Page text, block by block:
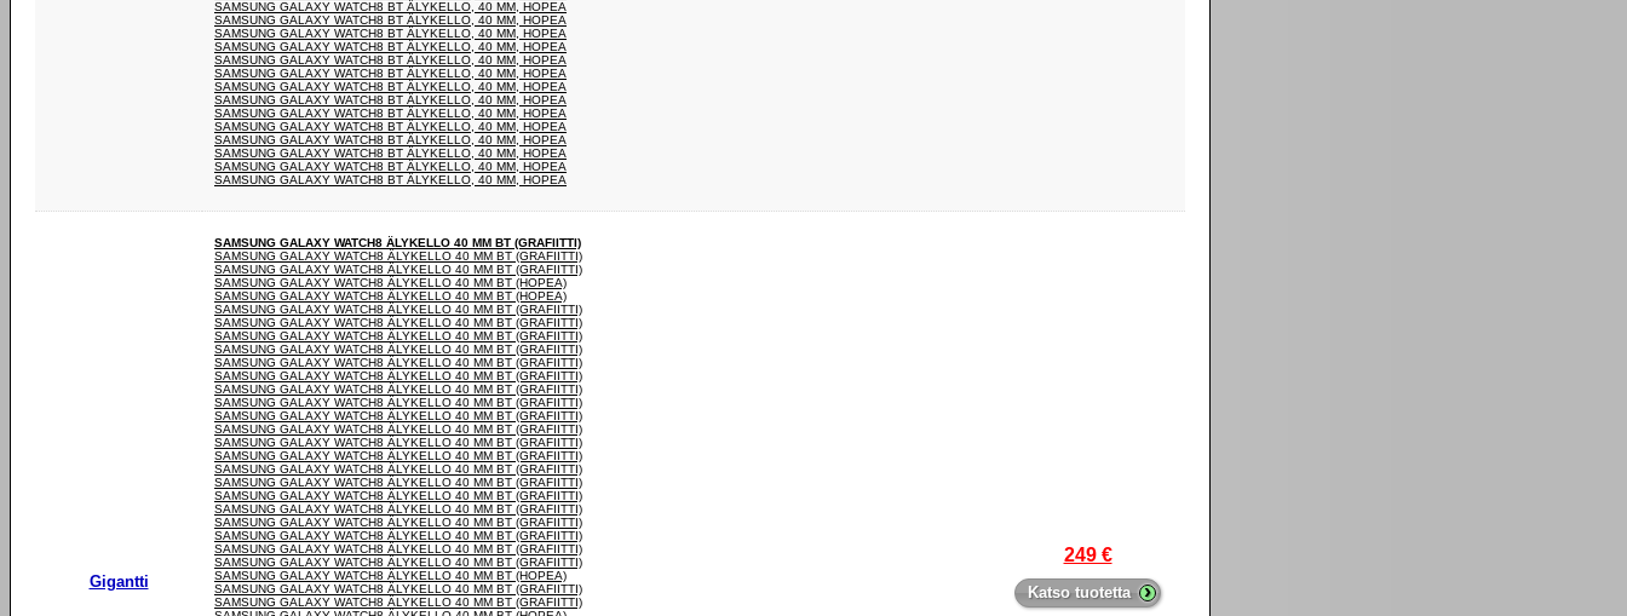
SAMSUNG GALAXY WATCH8 BT ÄLYKELLO, 40 MM, HOPEA
SAMSUNG GALAXY WATCH8 BT ÄLYKELLO, 40 MM, HOPEA
SAMSUNG GALAXY WATCH8 BT ÄLYKELLO, 40 MM, HOPEA
SAMSUNG GALAXY WATCH8 BT ÄLYKELLO, 40 MM, HOPEA
SAMSUNG GALAXY WATCH8 BT ÄLYKELLO, 40 MM, HOPEA
SAMSUNG GALAXY WATCH8 BT ÄLYKELLO, 40 MM, HOPEA
SAMSUNG GALAXY WATCH8 BT ÄLYKELLO, 40 MM, HOPEA
SAMSUNG GALAXY WATCH8 BT ÄLYKELLO, 40 MM, HOPEA
SAMSUNG GALAXY WATCH8 BT ÄLYKELLO, 40 MM, HOPEA
SAMSUNG GALAXY WATCH8 BT ÄLYKELLO, 40 MM, HOPEA
SAMSUNG GALAXY WATCH8 BT ÄLYKELLO, 40 MM, HOPEA
SAMSUNG GALAXY WATCH8 BT ÄLYKELLO, 40 MM, HOPEA
SAMSUNG GALAXY WATCH8 BT ÄLYKELLO, 40 MM, HOPEA
SAMSUNG GALAXY WATCH8 BT ÄLYKELLO, 40 MM, HOPEA
Gigantti
SAMSUNG GALAXY WATCH8 ÄLYKELLO 40 MM BT (GRAFIITTI)
SAMSUNG GALAXY WATCH8 ÄLYKELLO 40 MM BT (GRAFIITTI)
SAMSUNG GALAXY WATCH8 ÄLYKELLO 40 MM BT (GRAFIITTI)
SAMSUNG GALAXY WATCH8 ÄLYKELLO 40 MM BT (HOPEA)
SAMSUNG GALAXY WATCH8 ÄLYKELLO 40 MM BT (HOPEA)
SAMSUNG GALAXY WATCH8 ÄLYKELLO 40 MM BT (GRAFIITTI)
SAMSUNG GALAXY WATCH8 ÄLYKELLO 40 MM BT (GRAFIITTI)
SAMSUNG GALAXY WATCH8 ÄLYKELLO 40 MM BT (GRAFIITTI)
SAMSUNG GALAXY WATCH8 ÄLYKELLO 40 MM BT (GRAFIITTI)
SAMSUNG GALAXY WATCH8 ÄLYKELLO 40 MM BT (GRAFIITTI)
SAMSUNG GALAXY WATCH8 ÄLYKELLO 40 MM BT (GRAFIITTI)
SAMSUNG GALAXY WATCH8 ÄLYKELLO 40 MM BT (GRAFIITTI)
SAMSUNG GALAXY WATCH8 ÄLYKELLO 40 MM BT (GRAFIITTI)
SAMSUNG GALAXY WATCH8 ÄLYKELLO 40 MM BT (GRAFIITTI)
SAMSUNG GALAXY WATCH8 ÄLYKELLO 40 MM BT (GRAFIITTI)
SAMSUNG GALAXY WATCH8 ÄLYKELLO 40 MM BT (GRAFIITTI)
SAMSUNG GALAXY WATCH8 ÄLYKELLO 40 MM BT (GRAFIITTI)
SAMSUNG GALAXY WATCH8 ÄLYKELLO 40 MM BT (GRAFIITTI)
SAMSUNG GALAXY WATCH8 ÄLYKELLO 40 MM BT (GRAFIITTI)
SAMSUNG GALAXY WATCH8 ÄLYKELLO 40 MM BT (GRAFIITTI)
SAMSUNG GALAXY WATCH8 ÄLYKELLO 40 MM BT (GRAFIITTI)
SAMSUNG GALAXY WATCH8 ÄLYKELLO 40 MM BT (GRAFIITTI)
SAMSUNG GALAXY WATCH8 ÄLYKELLO 40 MM BT (GRAFIITTI)
SAMSUNG GALAXY WATCH8 ÄLYKELLO 40 MM BT (GRAFIITTI)
SAMSUNG GALAXY WATCH8 ÄLYKELLO 40 MM BT (GRAFIITTI)
SAMSUNG GALAXY WATCH8 ÄLYKELLO 40 MM BT (HOPEA)
SAMSUNG GALAXY WATCH8 ÄLYKELLO 40 MM BT (GRAFIITTI)
SAMSUNG GALAXY WATCH8 ÄLYKELLO 40 MM BT (GRAFIITTI)
249 €
›
Katso tuotetta